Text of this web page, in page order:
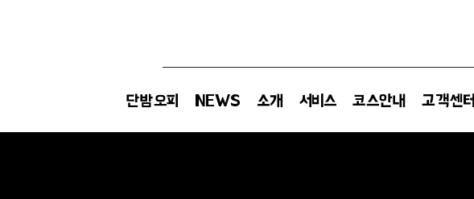
단밤오피 NEWS 소개 서비스 코스안내 고객센터